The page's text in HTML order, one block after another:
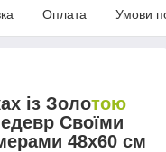
Оплата Умови
із Золотою
Своїми
48x60 см